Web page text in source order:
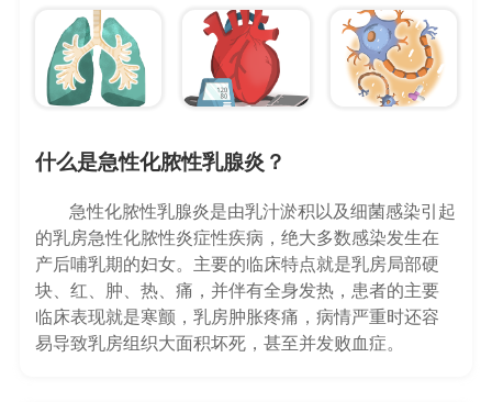
什么是急性化脓性乳腺炎？
急性化脓性乳腺炎是由乳汁淤积以及细菌感染引起
的乳房急性化脓性炎症性疾病，绝大多数感染发生在
产后哺乳期的妇女。主要的临床特点就是乳房局部硬
块、红、肿、热、痛，并伴有全身发热，患者的主要
临床表现就是寒颤，乳房肿胀疼痛，病情严重时还容
易导致乳房组织大面积坏死，甚至并发败血症。